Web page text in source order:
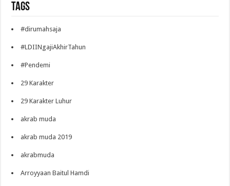
Tags
#dirumahsaja
#LDIINgajiAkhirTahun
#Pendemi
29 Karakter
29 Karakter Luhur
akrab muda
akrab muda 2019
akrabmuda
Arroyyaan Baitul Hamdi